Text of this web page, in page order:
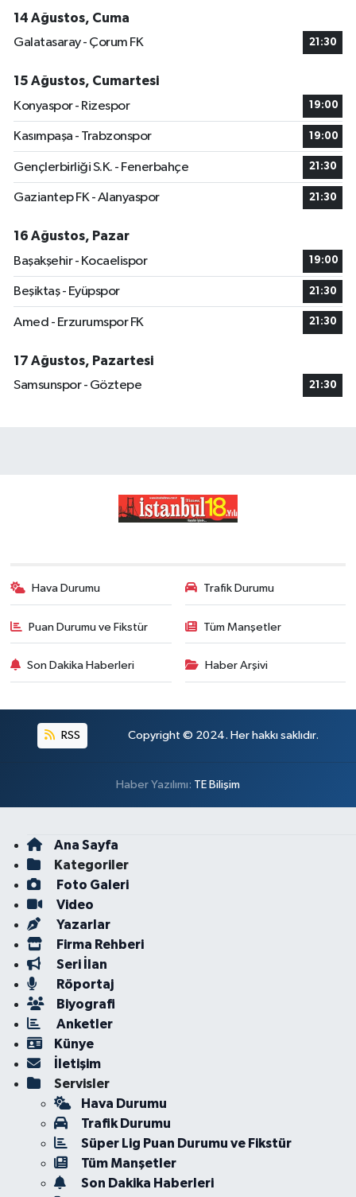
14 Ağustos, Cuma
Galatasaray - Çorum FK
21:30
15 Ağustos, Cumartesi
Konyaspor - Rizespor
19:00
Kasımpaşa - Trabzonspor 19:00
Gençlerbirliği S.K. - Fenerbahçe 21:30
Gaziantep FK - Alanyaspor 21:30
16 Ağustos, Pazar
Başakşehir - Kocaelispor
19:00
Beşiktaş - Eyüpspor 21:30
Amed - Erzurumspor FK 21:30
17 Ağustos, Pazartesi
Samsunspor - Göztepe
21:30
Hava Durumu Trafik Durumu
Puan Durumu ve Fikstür Tüm Manşetler
Son Dakika Haberleri Haber Arşivi
RSS Copyright © 2024. Her hakkı saklıdır.
Haber Yazılımı: TE Bilişim
Ana Sayfa
Kategoriler
Foto Galeri
Video
Yazarlar
Firma Rehberi
Seri İlan
Röportaj
Biyografi
Anketler
Künye
İletişim
Servisler
Hava Durumu
Trafik Durumu
Süper Lig Puan Durumu ve Fikstür
Tüm Manşetler
Son Dakika Haberleri